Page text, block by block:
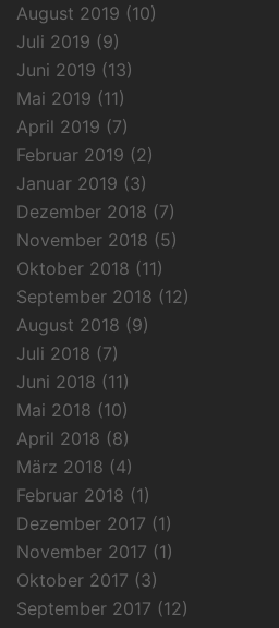
August 2019 (10)
Juli 2019 (9)
Juni 2019 (13)
Mai 2019 (11)
April 2019 (7)
Februar 2019 (2)
Januar 2019 (3)
Dezember 2018 (7)
November 2018 (5)
Oktober 2018 (11)
September 2018 (12)
August 2018 (9)
Juli 2018 (7)
Juni 2018 (11)
Mai 2018 (10)
April 2018 (8)
März 2018 (4)
Februar 2018 (1)
Dezember 2017 (1)
November 2017 (1)
Oktober 2017 (3)
September 2017 (12)